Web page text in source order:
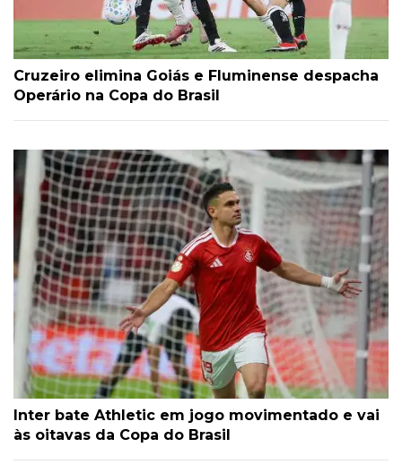
Cruzeiro elimina Goiás e Fluminense despacha
Operário na Copa do Brasil
Inter bate Athletic em jogo movimentado e vai
às oitavas da Copa do Brasil